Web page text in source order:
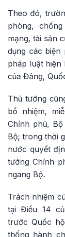
Theo đó,
phòng,
mạng, tài sản
dụng các
pháp luật hiện
của Đảng,
Thủ tướng
bổ nhiệm,
Chính phủ,
Bộ; trong thời
nước quyết
tướng Chính
ngang Bộ.
Trách nhiệm
tại Điều 14
trước Quốc
thống hành